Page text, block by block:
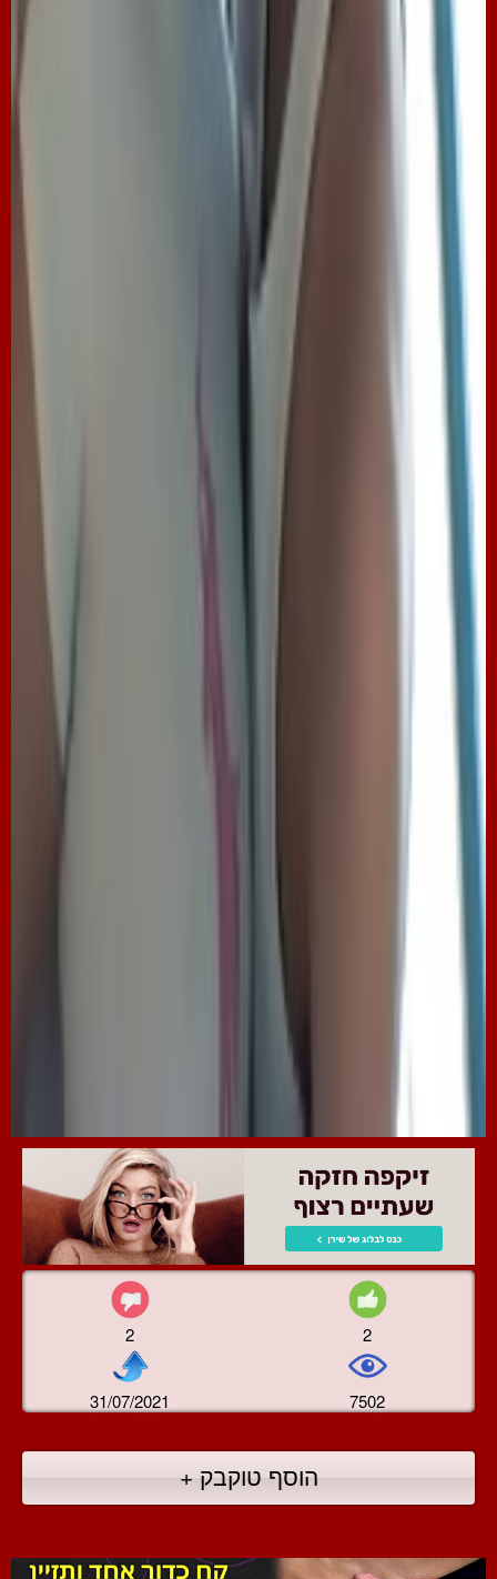
2 2
31/07/2021 7502
הוסף טוקבק +